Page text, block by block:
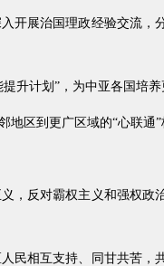
开展治国理政经验交流，
升计划”，为中亚各国培养
区到更广区域的“心联通”
，反对霸权主义和强权政
民相互支持、同甘共苦，